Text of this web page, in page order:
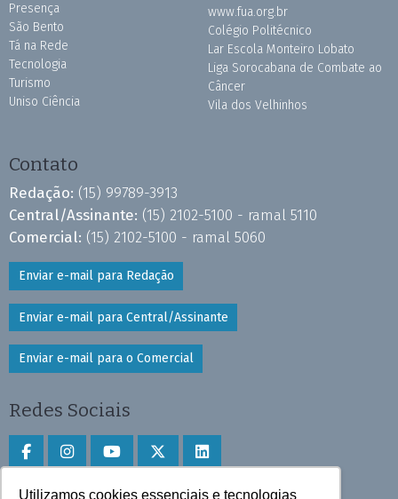
Utilizamos cookies essenciais e tecnologias
Presença
São Bento
Tá na Rede
Tecnologia
Turismo
Uniso Ciência
www.fua.org.br
Colégio Politécnico
Lar Escola Monteiro Lobato
Liga Sorocabana de Combate ao
Câncer
Vila dos Velhinhos
Contato
Redação: (15) 99789-3913
Central/Assinante: (15) 2102-5100 - ramal 5110
Comercial: (15) 2102-5100 - ramal 5060
Enviar e-mail para Redação
Enviar e-mail para Central/Assinante
Enviar e-mail para o Comercial
Redes Sociais